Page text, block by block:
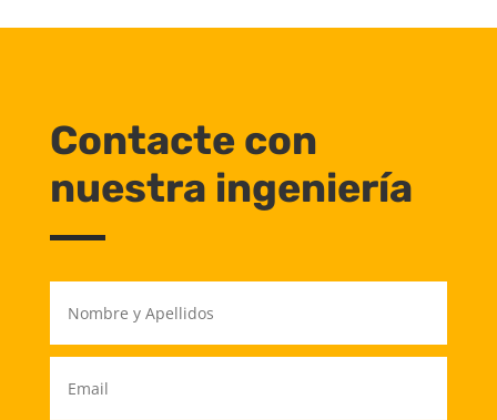
Contacte con
nuestra ingeniería